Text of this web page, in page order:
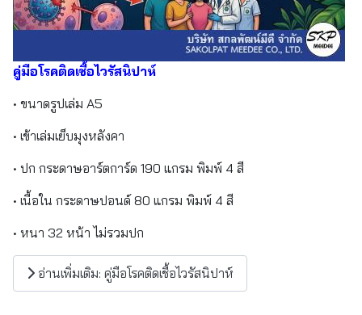
คู่มือโรคติดเชื้อไวรัสนิปาห์
• ขนาดรูปเล่ม A5
• เข้าเล่มเย็บมุงหลังคา
• ปก กระดาษอาร์ตการ์ด 190 แกรม พิมพ์ 4 สี
• เนื้อใน กระดาษปอนด์ 80 แกรม พิมพ์ 4 สี
• หนา 32 หน้า ไม่รวมปก
อ่านเพิ่มเติม: คู่มือโรคติดเชื้อไวรัสนิปาห์